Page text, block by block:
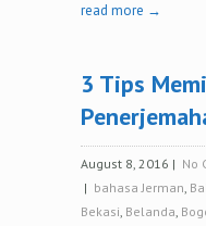
read more →
3 Tips
August 8, 2016 | No
| bahasa Jerman,
Bekasi, Belanda,